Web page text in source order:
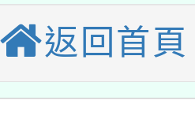
果公告(無人
共學行動站研
115年度閱讀
動專業研習
─人工智慧
返回首頁